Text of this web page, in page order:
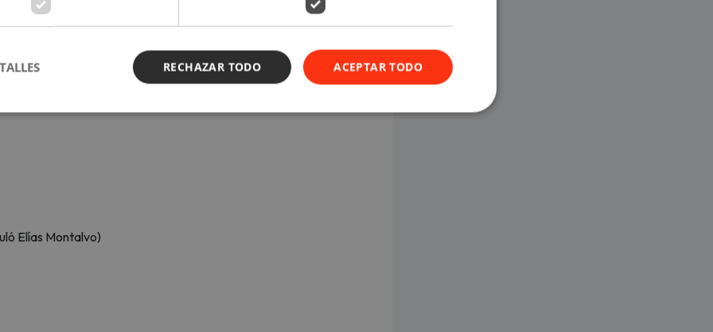
de su vida y sus vínculos con conocidos futbolistas, logrando
que respondió.
Elías Montalvo)
ACEPTAR TODO
RECHAZAR TODO